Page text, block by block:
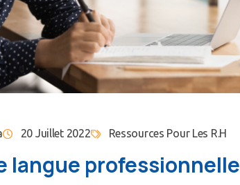
20 Juillet 2022 Ressources Pour Les R.H
langue professionnelle